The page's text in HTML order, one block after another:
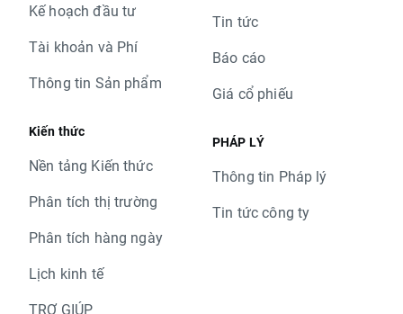
Kế hoạch đầu tư
Tài khoản và Phí
Thông tin Sản phẩm
Kiến thức
Nền tảng Kiến thức
Phân tích thị trường
Phân tích hàng ngày
Lịch kinh tế
TRỢ GIÚP
Tin tức
Báo cáo
Giá cổ phiếu
PHÁP LÝ
Thông tin Pháp lý
Tin tức công ty